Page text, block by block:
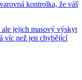
kontrolka, že váš
jejich masový výskyt
víc než jen chybějící